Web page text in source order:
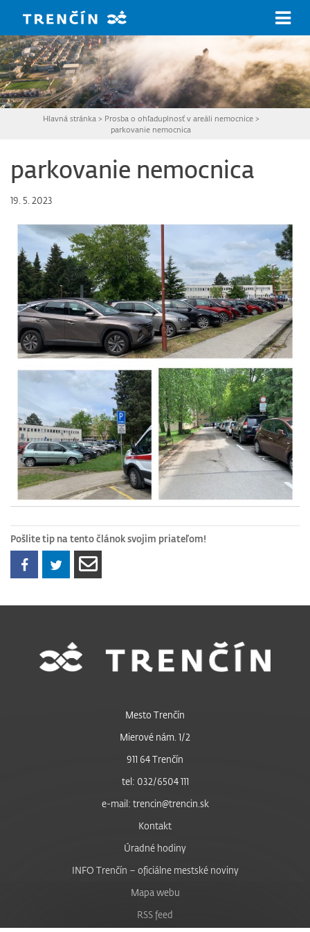
Hlavná stránka > Prosba o ohľaduplnosť v areáli nemocnice>
parkovanie nemocnica
parkovanie nemocnica
19. 5. 2023
Pošlite tip na tento článok svojim priateľom!
Mesto Trenčín
Mierové nám. 1/2
911 64 Trenčín
tel: 032/6504 111
e-mail: trencin@trencin.sk
Kontakt
Úradné hodiny
INFO Trenčín – oficiálne mestské noviny
Mapa webu
RSS feed